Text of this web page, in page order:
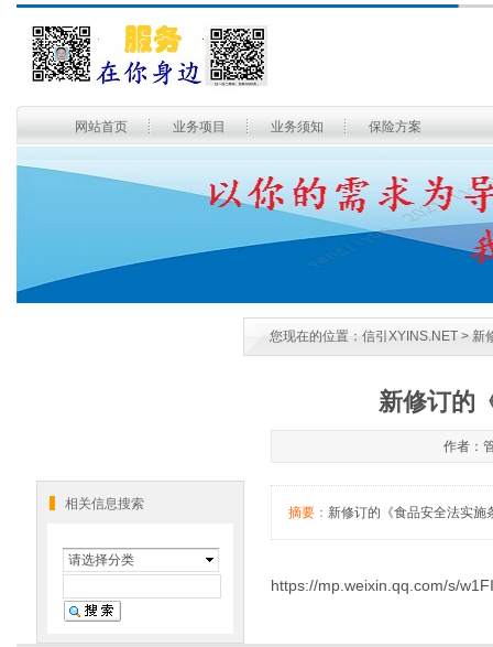
网站首页 业务项目 业务须知 保险方案
您现在的位置： 信引XYINS.NET > 新
相关信息搜索
请选择分类
新修订的
作者：
摘要： 新修订的《食品安全法实
https://mp.weixin.qq.com/s/